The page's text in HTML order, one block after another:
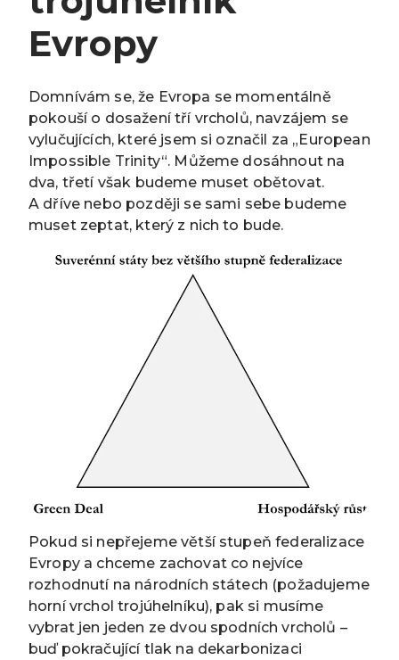
Evropy
Domnívám se, že Evropa se momentálně
pokouší o dosažení tří vrcholů, navzájem se
vylučujících, které jsem si označil za „European
Impossible Trinity“. Můžeme dosáhnout na
dva, třetí však budeme muset obětovat.
A dříve nebo později se sami sebe budeme
muset zeptat, který z nich to bude.
Pokud si nepřejeme větší stupeň federalizace
Evropy a chceme zachovat co nejvíce
rozhodnutí na národních státech (požadujeme
horní vrchol trojúhelníku), pak si musíme
vybrat jen jeden ze dvou spodních vrcholů –
buď pokračující tlak na dekarbonizaci